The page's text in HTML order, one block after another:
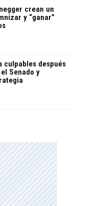
crean un
y “ganar”
culpables después
Senado y